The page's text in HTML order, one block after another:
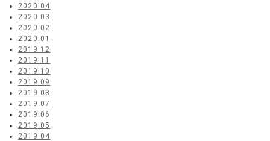
2020.04
2020.03
2020.02
2020.01
2019.12
2019.11
2019.10
2019.09
2019.08
2019.07
2019.06
2019.05
2019.04